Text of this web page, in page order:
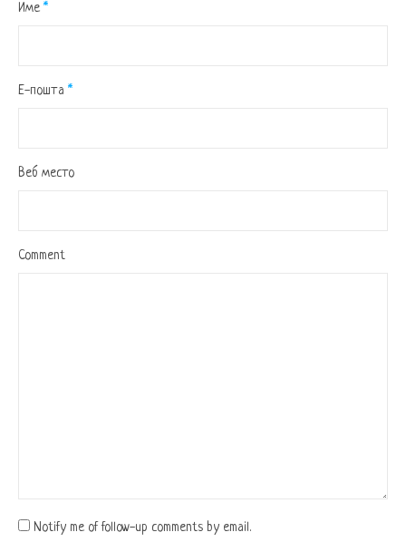
Име *
Е-пошта *
Веб место
Comment
Notify me of follow-up comments by email.